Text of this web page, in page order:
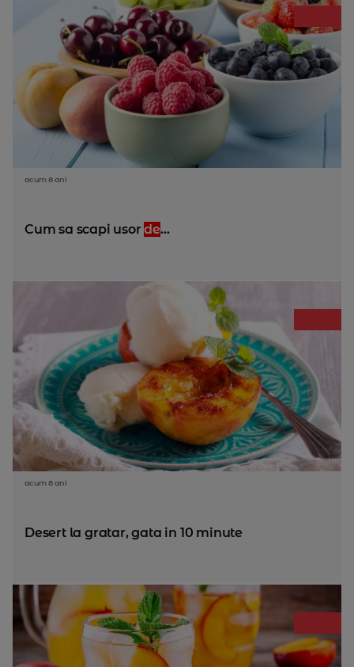
acum 8 ani
Cum sa scapi usorde...
acum 8 ani
Desert la gratar, gata in 10 minute